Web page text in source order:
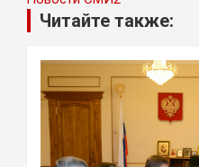
Читайте также: